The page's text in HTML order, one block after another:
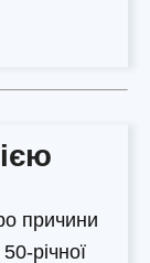
причини
річної